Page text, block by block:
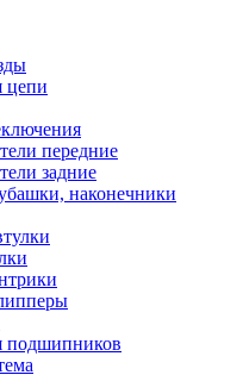
цепи
передние
задние
наконечники
подшипников